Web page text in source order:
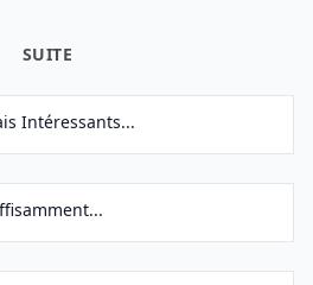
SUITE
Intéressants...